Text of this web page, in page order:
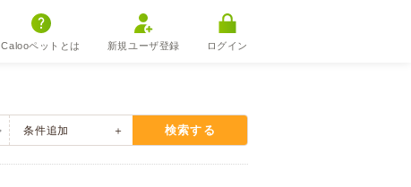
Calooペットとは 新規ユーザ登録 ログイン
条件追加 検索する